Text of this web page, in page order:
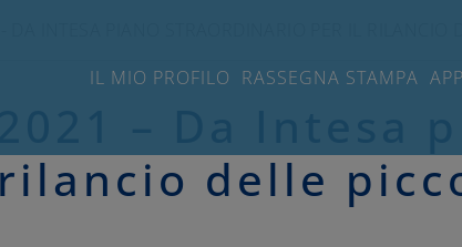
IL MIO PROFILO RASSEGNA STAMPA
– Da Intesa
delle